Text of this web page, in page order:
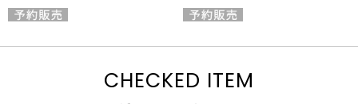
CHECKED ITEM